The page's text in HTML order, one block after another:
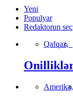
Yeni
Populyar
Redaktorun
Qafqaz,
Amerika,